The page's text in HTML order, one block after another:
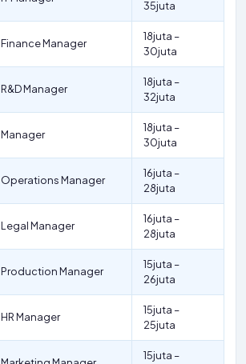
35juta
Finance Manager
18juta –
30juta
R&D Manager
18juta –
32juta
Manager
18juta –
30juta
Operations Manager
16juta –
28juta
Legal Manager
16juta –
28juta
Production Manager
15juta –
26juta
HR Manager
15juta –
25juta
15juta –